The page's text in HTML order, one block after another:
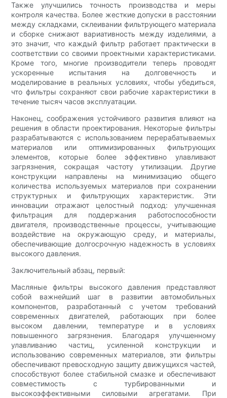
Также улучшились точность производства и меры
контроля качества. Более жесткие допуски в расстоянии
между складками, склеивании фильтрующего материала
и сборке снижают вариативность между изделиями, а
это значит, что каждый фильтр работает практически в
соответствии со своими проектными характеристиками.
Кроме того, многие производители теперь проводят
ускоренные испытания на долговечность и
моделирование в реальных условиях, чтобы убедиться,
что фильтры сохраняют свои рабочие характеристики в
течение тысяч часов эксплуатации.
Наконец, соображения устойчивого развития влияют на
решения в области проектирования. Некоторые фильтры
разрабатываются с использованием перерабатываемых
материалов или оптимизированных фильтрующих
элементов, которые более эффективно улавливают
загрязнения, сокращая частоту утилизации. Другие
конструкции направлены на минимизацию общего
количества используемых материалов при сохранении
структурных и фильтрующих характеристик. Эти
инновации отражают целостный подход: улучшенная
фильтрация для поддержания работоспособности
двигателя, производственные процессы, учитывающие
воздействие на окружающую среду, и материалы,
обеспечивающие долгосрочную надежность в условиях
высокого давления.
Заключительный абзац, первый:
Масляные фильтры высокого давления представляют
собой важнейший шаг в развитии автомобильных
компонентов, разработанный с учетом требований
современных двигателей, работающих при более
высоком давлении, температуре и в условиях
повышенного загрязнения. Благодаря улучшенному
улавливанию частиц, усиленной конструкции и
использованию современных материалов, эти фильтры
обеспечивают превосходную защиту движущихся частей,
способствуют более стабильной смазке и обеспечивают
совместимость с турбированными и
высокоэффективными силовыми агрегатами. При